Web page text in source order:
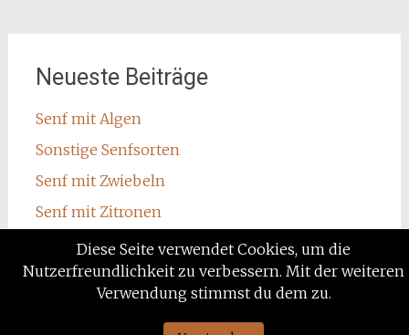
Neueste Beiträge
Senf mit Algen
Sonstige Senfsorten
Senf mit Zwiebeln
Senf mit Zitronen
Senf mit Wodka
Diese Seite verwendet Cookies, um die
Nutzerfreundlichkeit zu verbessern. Mit der weiteren
Verwendung stimmst du dem zu.